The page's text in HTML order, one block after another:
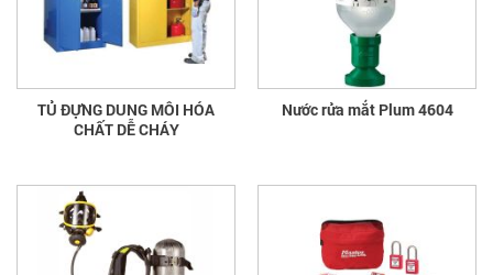
TỦ ĐỰNG DUNG MÔI HÓA
CHẤT DỄ CHÁY
Nước rửa mắt Plum 4604